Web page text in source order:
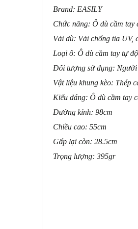
Brand: EASILY
Chức năng: Ô dù cầm tay
Vải dù: Vải chống tia UV,
Loại ô: Ô dù cầm tay tự
Đối tượng sử dụng:
Vật liệu khung kèo: Thép
Kiểu dáng: Ô dù cầm tay
Đường kính: 98cm
Chiều cao: 55cm
Gấp lại còn: 28.5cm
Trọng lượng: 395gr